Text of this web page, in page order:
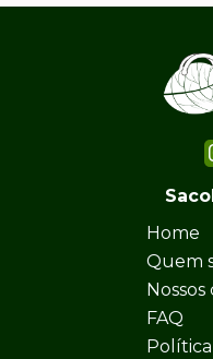
Home
Quem
FAQ